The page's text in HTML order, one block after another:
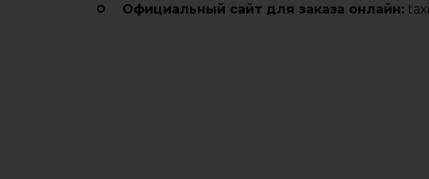
Официальный сайт для заказа онлайн: